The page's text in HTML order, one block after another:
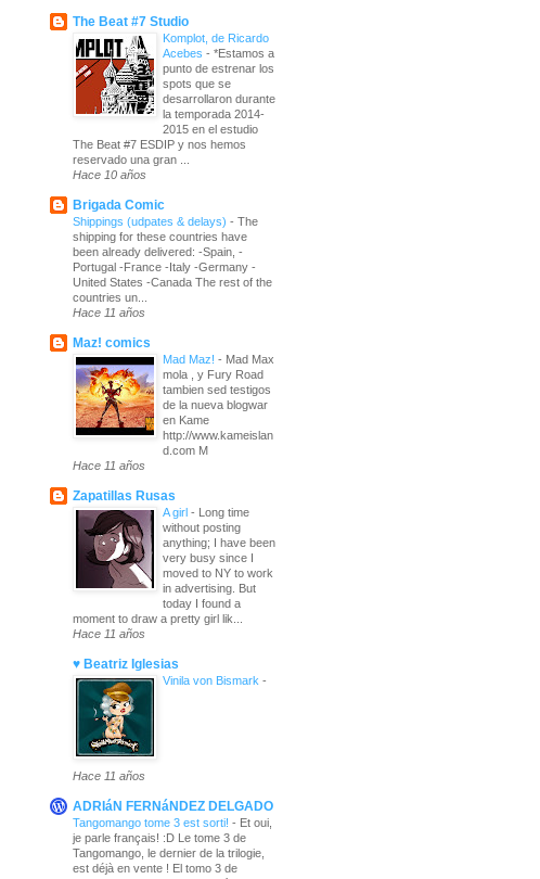
The Beat #7 Studio
Komplot, de Ricardo
Acebes - *Estamos a
punto de estrenar los
spots que se
desarrollaron durante
la temporada 2014-
2015 en el estudio
The Beat #7 ESDIP y nos hemos
reservado una gran ...
Hace 10 años
Brigada Comic
Shippings (udpates & delays) - The
shipping for these countries have
been already delivered: -Spain, -
Portugal -France -Italy -Germany -
United States -Canada The rest of the
countries un...
Hace 11 años
Maz! comics
Mad Maz! - Mad Max
mola , y Fury Road
tambien sed testigos
de la nueva blogwar
en Kame
http://www.kameislan
d.com M
Hace 11 años
Zapatillas Rusas
A girl -
Long time
without posting
anything; I have been
very busy since I
moved to NY to work
in advertising. But
today I found a
moment to draw a pretty girl lik...
Hace 11 años
♥ Beatriz Iglesias
Vinila von Bismark -
Hace 11 años
ADRIáN FERNáNDEZ DELGADO
Tangomango tome 3 est sorti! - Et oui,
je parle français! :D Le tome 3 de
Tangomango, le dernier de la trilogie,
est déjà en vente ! El tomo 3 de